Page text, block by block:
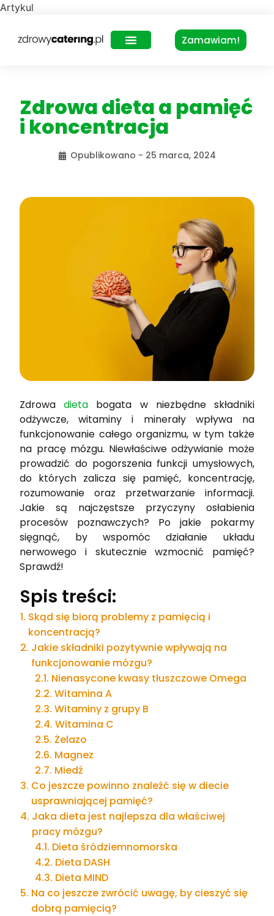
Artykul
Zamawiam!
Zdrowa dieta a pamięć
i koncentracja
Opublikowano - 25 marca, 2024
Zdrowadieta
bogata w niezbędne składniki
odżywcze, witaminy i minerały wpływa na
funkcjonowanie całego organizmu, w tym także
na pracę mózgu. Niewłaściwe odżywianie może
prowadzić do pogorszenia funkcji umysłowych,
do których zalicza się pamięć, koncentrację,
rozumowanie oraz przetwarzanie informacji.
Jakie są najczęstsze przyczyny osłabienia
procesów poznawczych? Po jakie pokarmy
sięgnąć, by wspomóc działanie układu
nerwowego i skutecznie wzmocnić pamięć?
Sprawdź!
Spis treści:
Skąd się biorą problemy z pamięcią i
koncentracją?
Jakie składniki pozytywnie wpływają na
funkcjonowanie mózgu?
Nienasycone kwasy tłuszczowe Omega
Witamina A
Witaminy z grupy B
Witamina C
Żelazo
Magnez
Miedź
Co jeszcze powinno znaleźć się w diecie
usprawniającej pamięć?
Jaka dieta jest najlepsza dla właściwej
pracy mózgu?
Dieta śródziemnomorska
Dieta DASH
Dieta MIND
Na co jeszcze zwrócić uwagę, by cieszyć się
dobrą pamięcią?